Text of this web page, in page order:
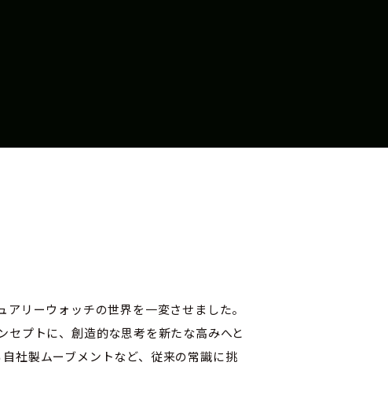
リーウォッチの世界を一変させました。
プトに、創造的な思考を新たな高みへと
社製ムーブメントなど、従来の常識に挑